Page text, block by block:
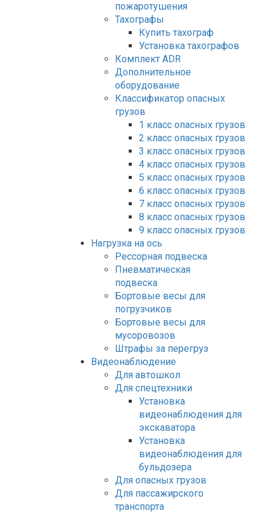
пожаротушения
Тахографы
Купить тахограф
Установка тахографов
Комплект ADR
Дополнительное
оборудование
Классификатор опасных
грузов
1 класс опасных грузов
2 класс опасных грузов
3 класс опасных грузов
4 класс опасных грузов
5 класс опасных грузов
6 класс опасных грузов
7 класс опасных грузов
8 класс опасных грузов
9 класс опасных грузов
Нагрузка на ось
Рессорная подвеска
Пневматическая
подвеска
Бортовые весы для
погрузчиков
Бортовые весы для
мусоровозов
Штрафы за перегруз
Видеонаблюдение
Для автошкол
Для спецтехники
Установка
видеонаблюдения для
экскаватора
Установка
видеонаблюдения для
бульдозера
Для опасных грузов
Для пассажирского
транспорта